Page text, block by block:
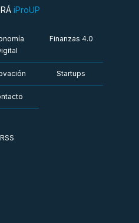
iProUP
Finanzas 4.0
Startups
RSS